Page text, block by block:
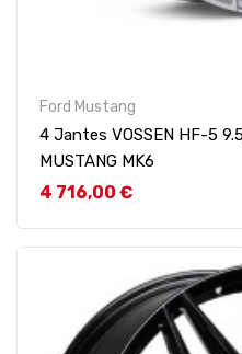
Ford Mustang
4 Jantes VOSSEN HF-5
MUSTANG MK6
Prix
4 716,00 €